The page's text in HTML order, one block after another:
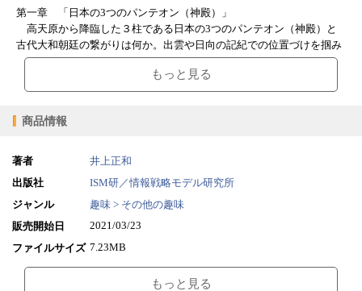
第一章 「日本の3つのパンテオン（神殿）」
高天原から降臨した３柱である日本の3つのパンテオン（神殿）と
古代大和朝廷の繋がりは何か。出雲や日向の記紀での位置づけを掴み
ます。
第二章 「神と天皇」
日本文化づくりの御心をおさえます。
第三章 「大和朝廷から飛鳥時代へ」
纏向遺跡（古代大和朝廷）から大和朝廷への文化の変遷、および仏
教が導入された「飛鳥時代」の文化とその発展を支えた天皇の施政を
取り上げます。
仏教が導入された「飛鳥時代」から仏教が花咲く「白鳳・天平」の
文化とその発展を支えた天皇の施政を取り上げます。
もっと見る
商品情報
著者
井上正和
出版社
ISM研／情報戦略モデル研究所
ジャンル
趣味 > その他の趣味
販売開始日
2021/03/23
ファイルサイズ 7.23MB
ファイル形式
pdf
もっと見る